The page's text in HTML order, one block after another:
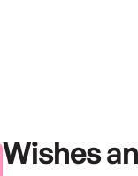
Wishes